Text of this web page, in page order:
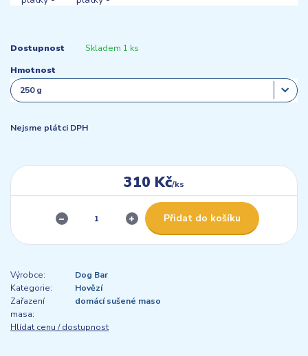
Dostupnost Skladem 1 ks
Hmotnost
Nejsme plátci DPH
310 Kč/ks
Přidat do košíku
Výrobce:
Dog Bar
Kategorie:
Hovězí
Zařazení
masa:
domácí sušené maso
Hlídat cenu / dostupnost